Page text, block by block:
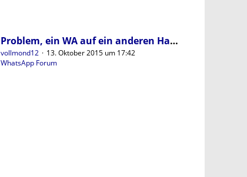
Problem, ein WA auf ein anderen Handy zu übertragen
vollmond12
13. Oktober 2015 um 17:42
WhatsApp Forum